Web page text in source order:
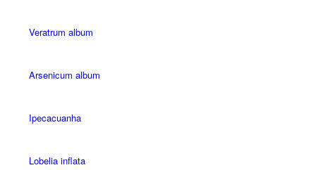
Veratrum album
Arsenicum album
Ipecacuanha
Lobelia inflata